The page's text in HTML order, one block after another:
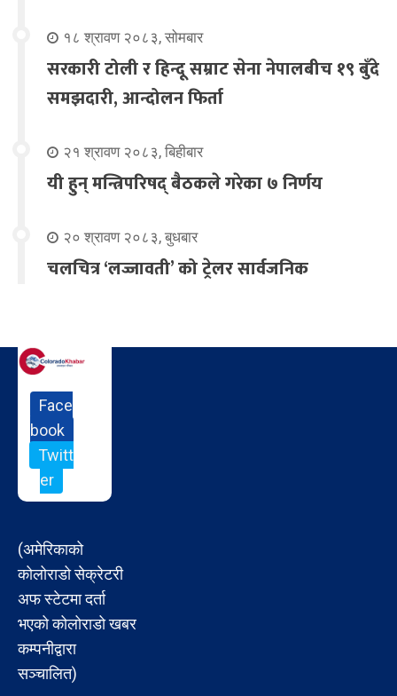
१८ श्रावण २०८३, सोमबार
सरकारी टोली र हिन्दू सम्राट सेना नेपालबीच १९ बुँदे
समझदारी, आन्दोलन फिर्ता
२१ श्रावण २०८३, बिहीबार
यी हुन् मन्त्रिपरिषद् बैठकले गरेका ७ निर्णय
२० श्रावण २०८३, बुधबार
चलचित्र ‘लज्जावती’ को ट्रेलर सार्वजनिक
Face
book
Twitt
er
(अमेरिकाको
कोलोराडो सेक्रेटरी
अफ स्टेटमा दर्ता
भएको कोलोराडो खबर
कम्पनीद्वारा
सञ्चालित)